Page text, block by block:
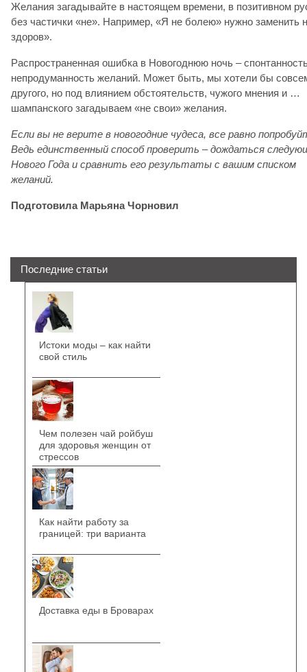
Желания загадывайте в настоящем времени, в позитивном
без частички «не». Например, «Я не болею» нужно заменить
здоров».
Распространенная ошибка в Новогоднюю ночь –
непродуманность желаний. Может быть, мы хотели бы
другого, но под влиянием обстоятельств, чужого мнения и …
шампанского загадываем «не свои» желания.
Если вы не верите в новогодние чудеса, все равно
Ведь единственный способ проверить – дождаться
Нового Года и сравнить его результаты с вашим списком
желаний.
Подготовила Марьяна Чорновил
Последние статьи
Истоки моды – как найти
свой стиль
Чем полезен чай ройбуш
для здоровья женщин от
стрессов
Как найти работу за
границей: три варианта
Доставка еды в Броварах